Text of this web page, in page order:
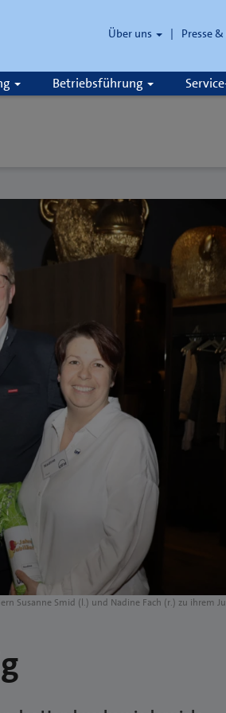
Über uns Presse
Betriebsführung
Susanne Smid (l.) und Nadine Fach (r.) zu ihrem